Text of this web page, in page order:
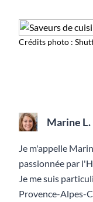
Crédits photo :
Marine L.
Je m'appelle
passionnée par
Je me suis
Provence-Alpes-